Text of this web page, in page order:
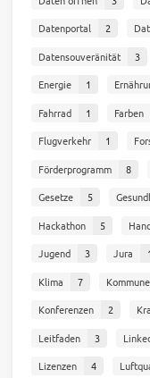
Datenportal
2
Datensouveränität
3
Energie
1
Fahrrad
1 Farben
Flugverkehr
1
Förderprogramm
8
Gesetze
5
Hackathon
5
Jugend
3 Jura 1
Klima
7
Konferenzen
2
Leitfaden
3
Lizenzen
4